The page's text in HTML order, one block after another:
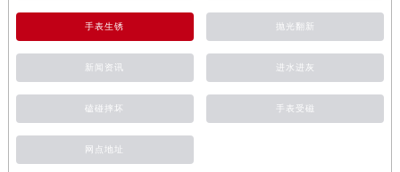
手表生锈 抛光翻新
新闻资讯 进水进灰
磕碰摔坏 手表受磁
网点地址